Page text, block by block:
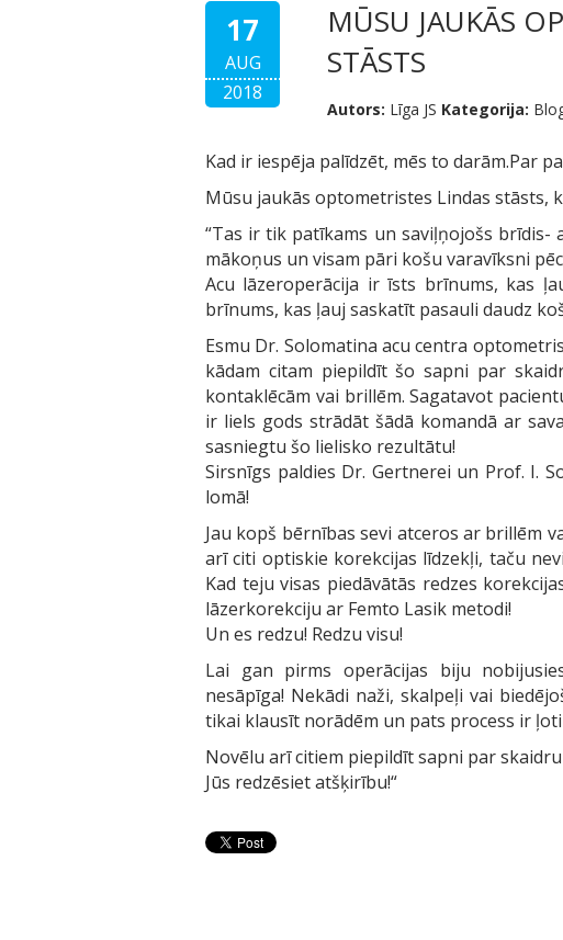
17
AUG
2018
MŪSU JAUKĀS
STĀSTS
Autors: Līga JS Kategorija:
Kad ir iespēja palīdzēt, mēs to darām.Par
Mūsu jaukās optometristes Lindas stāsts,
“Tas ir tik patīkams un saviļņojošs brīdis-
mākoņus un visam pāri košu varavīksni
Acu lāzeroperācija ir īsts brīnums, kas
brīnums, kas ļauj saskatīt pasauli daudz
Esmu Dr. Solomatina acu centra
kādam citam piepildīt šo sapni par
kontaklēcām vai brillēm. Sagatavot
ir liels gods strādāt šādā komandā ar
sasniegtu šo lielisko rezultātu!
Sirsnīgs paldies Dr. Gertnerei un Prof. I.
lomā!
Jau kopš bērnības sevi atceros ar brillēm
arī citi optiskie korekcijas līdzekļi, taču
Kad teju visas piedāvātās redzes
lāzerkorekciju ar Femto Lasik metodi!
Un es redzu! Redzu visu!
Lai gan pirms operācijas biju
nesāpīga! Nekādi naži, skalpeļi vai
tikai klausīt norādēm un pats process ir
Novēlu arī citiem piepildīt sapni par
Jūs redzēsiet atšķirību!“